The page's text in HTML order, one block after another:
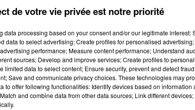
de votre vie privée est notre priorité
data processing based on your consent and/or our legitimate interest:
data to select advertising; Create profiles for personalised
performance; Measure content performance; Understand
sources; Develop and improve services; Create profiles to
limited data to select content; Ensure security, prevent and detect
Save and communicate privacy choices. These technologies may
to offer following functionalities: Identify devices based on information
and combine data from other data sources; Link different